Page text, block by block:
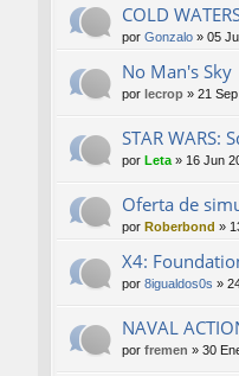
COLD
por Gonzalo » 05
No Man's Sky
por lecrop » 21
STAR WARS:
por Leta » 16 Jun
Oferta de
por Roberbond »
X4:
por 8igualdos0s »
NAVAL
por fremen » 30